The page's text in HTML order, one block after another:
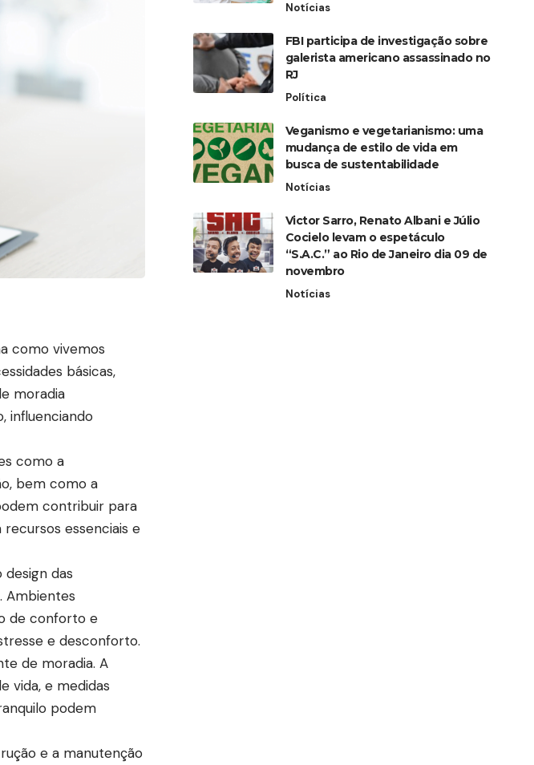
como vivemos
básicas,
moradia
influenciando
como a
bem como a
contribuir para
essenciais e
das
Ambientes
de conforto e
e desconforto.
de moradia. A
vida, e medidas
podem
e a manutenção
Notícias
FBI participa de investigação sobre
galerista americano assassinado no
RJ
Política
Veganismo e vegetarianismo: uma
mudança de estilo de vida em
busca de sustentabilidade
Notícias
Victor Sarro, Renato Albani e Júlio
Cocielo levam o espetáculo
“S.A.C.” ao Rio de Janeiro dia 09 de
novembro
Notícias